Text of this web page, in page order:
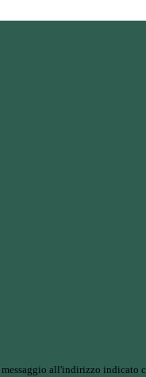
all'indirizzo indicato